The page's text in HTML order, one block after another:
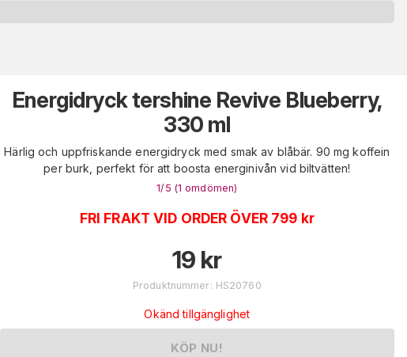
Energidryck tershine Revive Blueberry,
330 ml
Härlig och uppfriskande energidryck med smak av blåbär. 90 mg koffein
per burk, perfekt för att boosta energinivån vid biltvätten!
1/5 (1 omdömen)
FRI FRAKT VID ORDER ÖVER 799 kr
19 kr
Produktnummer: HS20760
Okänd tillgänglighet
KÖP NU!